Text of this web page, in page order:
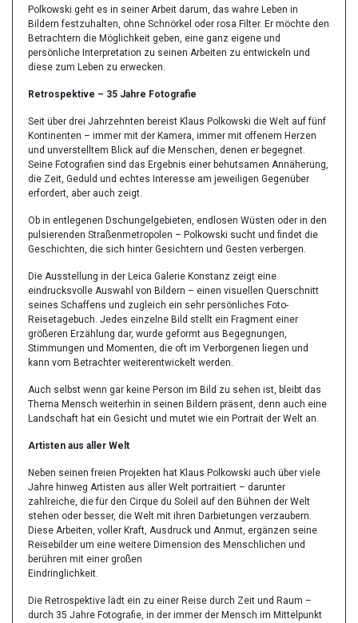
Polkowski geht es in seiner Arbeit darum, das wahre Leben in
Bildern festzuhalten, ohne Schnörkel oder rosa Filter. Er möchte den
Betrachtern die Möglichkeit geben, eine ganz eigene und
persönliche Interpretation zu seinen Arbeiten zu entwickeln und
diese zum Leben zu erwecken.
Retrospektive – 35 Jahre Fotografie
Seit über drei Jahrzehnten bereist Klaus Polkowski die Welt auf fünf
Kontinenten – immer mit der Kamera, immer mit offenem Herzen
und unverstelltem Blick auf die Menschen, denen er begegnet.
Seine Fotografien sind das Ergebnis einer behutsamen Annäherung,
die Zeit, Geduld und echtes Interesse am jeweiligen Gegenüber
erfordert, aber auch zeigt.
Ob in entlegenen Dschungelgebieten, endlosen Wüsten oder in den
pulsierenden Straßenmetropolen – Polkowski sucht und findet die
Geschichten, die sich hinter Gesichtern und Gesten verbergen.
Die Ausstellung in der Leica Galerie Konstanz zeigt eine
eindrucksvolle Auswahl von Bildern – einen visuellen Querschnitt
seines Schaffens und zugleich ein sehr persönliches Foto-
Reisetagebuch. Jedes einzelne Bild stellt ein Fragment einer
größeren Erzählung dar, wurde geformt aus Begegnungen,
Stimmungen und Momenten, die oft im Verborgenen liegen und
kann vom Betrachter weiterentwickelt werden.
Auch selbst wenn gar keine Person im Bild zu sehen ist, bleibt das
Thema Mensch weiterhin in seinen Bildern präsent, denn auch eine
Landschaft hat ein Gesicht und mutet wie ein Portrait der Welt an.
Artisten aus aller Welt
Neben seinen freien Projekten hat Klaus Polkowski auch über viele
Jahre hinweg Artisten aus aller Welt portraitiert – darunter
zahlreiche, die für den Cirque du Soleil auf den Bühnen der Welt
stehen oder besser, die Welt mit ihren Darbietungen verzaubern.
Diese Arbeiten, voller Kraft, Ausdruck und Anmut, ergänzen seine
Reisebilder um eine weitere Dimension des Menschlichen und
berühren mit einer großen
Eindringlichkeit.
Die Retrospektive lädt ein zu einer Reise durch Zeit und Raum –
durch 35 Jahre Fotografie, in der immer der Mensch im Mittelpunkt